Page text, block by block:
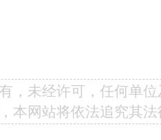
，未经许可，任何单
本网站将依法追究其